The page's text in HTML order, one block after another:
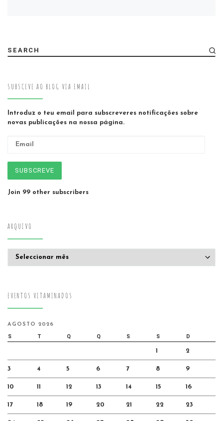
SEARCH
SUBSCEVE AO BLOG VIA EMAIL
Introduz o teu email para subscreveres notificações sobre
novas publicações na nossa página.
SUBSCREVE
Join 99 other subscribers
ARQUIVO
EVENTOS VITAMINADOS
AGOSTO 2026
S T Q Q S S D
1 2
3 4 5 6 7 8 9
10 11 12 13 14 15 16
17 18 19 20 21 22 23